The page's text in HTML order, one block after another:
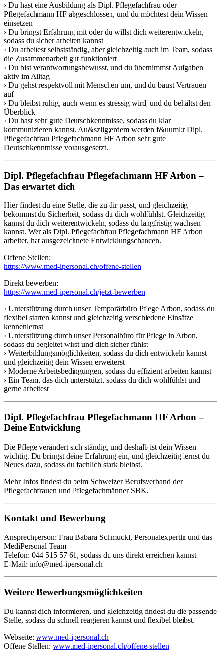
› Du hast eine Ausbildung als Dipl. Pflegefachfrau oder
Pflegefachmann HF abgeschlossen, und du möchtest dein Wissen
einsetzen
› Du bringst Erfahrung mit oder du willst dich weiterentwickeln,
sodass du sicher arbeiten kannst
› Du arbeitest selbstständig, aber gleichzeitig auch im Team, sodass
die Zusammenarbeit gut funktioniert
› Du bist verantwortungsbewusst, und du übernimmst Aufgaben
aktiv im Alltag
› Du gehst respektvoll mit Menschen um, und du baust Vertrauen
auf
› Du bleibst ruhig, auch wenn es stressig wird, und du behältst den
Überblick
› Du hast sehr gute Deutschkenntnisse, sodass du klar
kommunizieren kannst. Au&szlig;erdem werden f&uuml;r Dipl.
Pflegefachfrau Pflegefachmann HF Arbon sehr gute
Deutschkenntnisse vorausgesetzt.
Dipl. Pflegefachfrau Pflegefachmann HF Arbon –
Das erwartet dich
Hier findest du eine Stelle, die zu dir passt, und gleichzeitig
bekommst du Sicherheit, sodass du dich wohlfühlst. Gleichzeitig
kannst du dich weiterentwickeln, sodass du langfristig wachsen
kannst. Wer als Dipl. Pflegefachfrau Pflegefachmann HF Arbon
arbeitet, hat ausgezeichnete Entwicklungschancen.
Offene Stellen:
https://www.med-ipersonal.ch/offene-stellen
Direkt bewerben:
https://www.med-ipersonal.ch/jetzt-bewerben
› Unterstützung durch unser Temporärbüro Pflege Arbon, sodass du
flexibel starten kannst und gleichzeitig verschiedene Einsätze
kennenlernst
› Unterstützung durch unser Personalbüro für Pflege in Arbon,
sodass du begleitet wirst und dich sicher fühlst
› Weiterbildungsmöglichkeiten, sodass du dich entwickeln kannst
und gleichzeitig dein Wissen erweiterst
› Moderne Arbeitsbedingungen, sodass du effizient arbeiten kannst
› Ein Team, das dich unterstützt, sodass du dich wohlfühlst und
gerne arbeitest
Dipl. Pflegefachfrau Pflegefachmann HF Arbon –
Deine Entwicklung
Die Pflege verändert sich ständig, und deshalb ist dein Wissen
wichtig. Du bringst deine Erfahrung ein, und gleichzeitig lernst du
Neues dazu, sodass du fachlich stark bleibst.
Mehr Infos findest du beim Schweizer Berufsverband der
Pflegefachfrauen und Pflegefachmänner SBK.
Kontakt und Bewerbung
Ansprechperson: Frau Babara Schmucki, Personalexpertin und das
MediPersonal Team
Telefon: 044 515 57 61, sodass du uns direkt erreichen kannst
E-Mail: info@med-ipersonal.ch
Weitere Bewerbungsmöglichkeiten
Du kannst dich informieren, und gleichzeitig findest du die passende
Stelle, sodass du schnell reagieren kannst und flexibel bleibst.
Webseite: www.med-ipersonal.ch
Offene Stellen: www.med-ipersonal.ch/offene-stellen